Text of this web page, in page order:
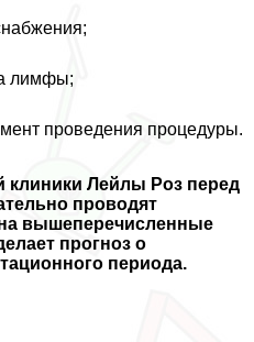
лимфы;
проведения процедуры.
клиники Лейлы Роз перед
проводят
вышеперечисленные
прогноз о
периода.